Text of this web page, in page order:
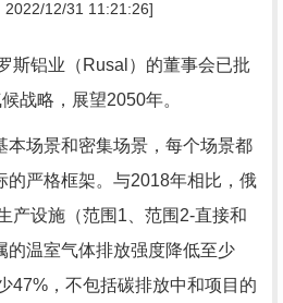
2022/12/31 11:21:26]
斯铝业（Rusal）的董事会已批
战略，展望2050年。
本场景和密集场景，每个场景都
的严格框架。与2018年相比，俄
产设施（范围1、范围2-直接和
的温室气体排放强度降低至少
47%，不包括碳排放中和项目的